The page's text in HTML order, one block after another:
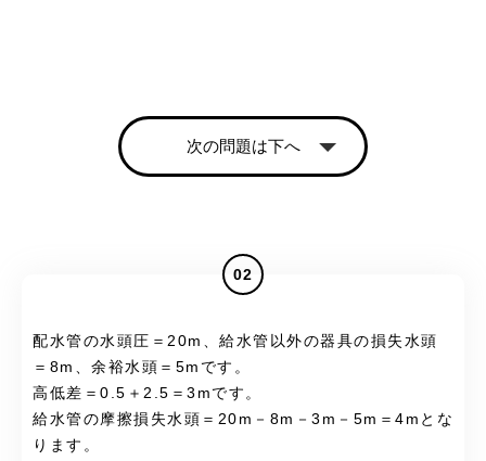
次の問題は下へ
02
配水管の水頭圧＝20m、給水管以外の器具の損失水頭
＝8m、余裕水頭＝5mです。
高低差＝0.5＋2.5＝3mです。
給水管の摩擦損失水頭＝20m－8m－3m－5m＝4mとな
ります。